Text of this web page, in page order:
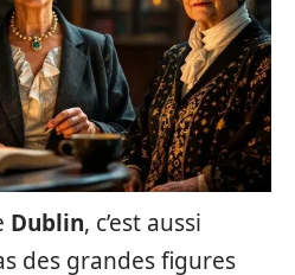
Dublin, c’est aussi
des grandes figures